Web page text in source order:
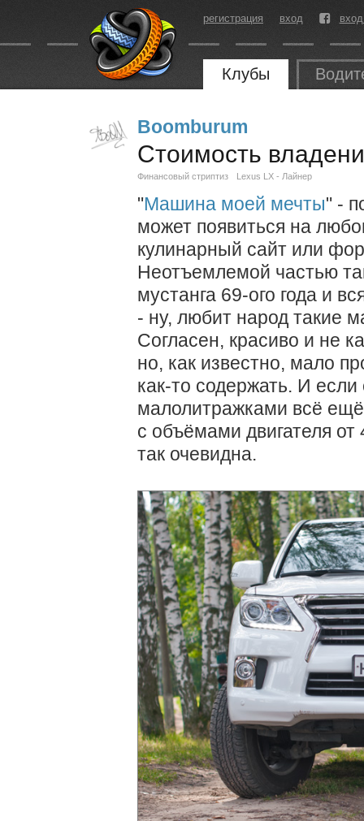
регистрация вход
Клубы
Boomburum
Стоимость
Финансовый стриптиз Lexus LX - Лайнер
"Машина моей мечты" -
может появиться на
кулинарный сайт или
Неотъемлемой частью
мустанга 69-ого года и
- ну, любит народ такие
Согласен, красиво и не
но, как известно, мало
как-то содержать. И
малолитражками всё
с объёмами двигателя
так очевидна.